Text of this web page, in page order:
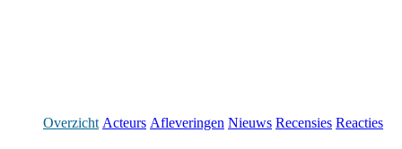
Overzicht Acteurs Afleveringen Nieuws Recensies Reacties